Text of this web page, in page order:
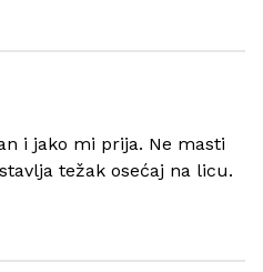
i jako mi prija. Ne masti
težak osećaj na licu.